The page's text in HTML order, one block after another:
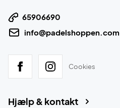
65906690
info@padelshoppen.com
Cookies
Hjælp & kontakt